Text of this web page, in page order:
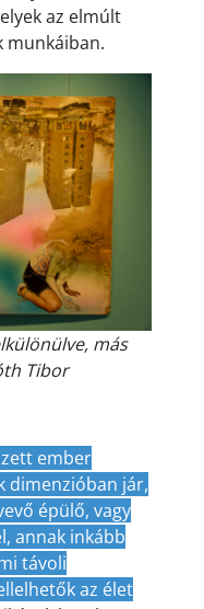
az elmúlt
munkáiban.
más
Tibor
ember
dimenzióban jár,
épülő, vagy
annak inkább
távoli
az élet